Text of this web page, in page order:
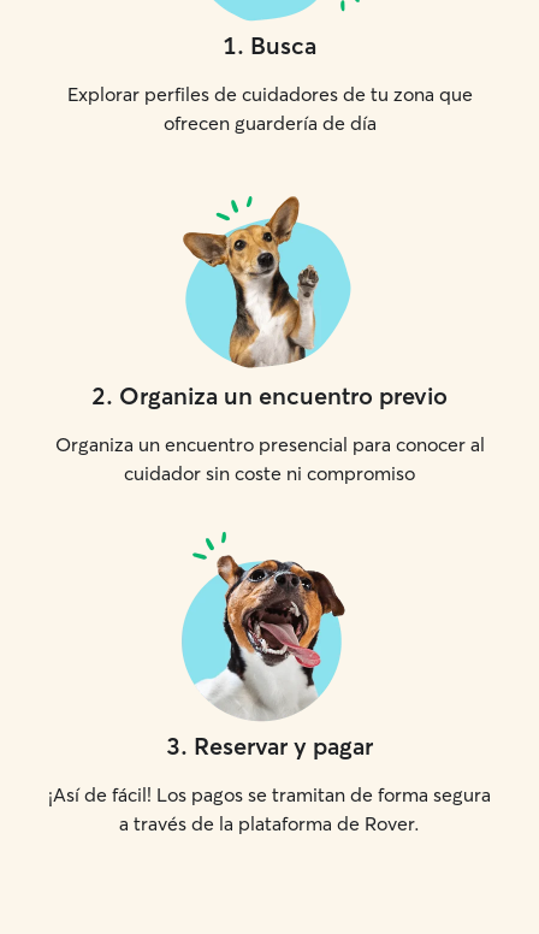
1. Busca
Explorar perfiles de cuidadores de tu zona que
ofrecen guardería de día
2. Organiza un encuentro previo
Organiza un encuentro presencial para conocer al
cuidador sin coste ni compromiso
3. Reservar y pagar
¡Así de fácil! Los pagos se tramitan de forma segura
a través de la plataforma de Rover.